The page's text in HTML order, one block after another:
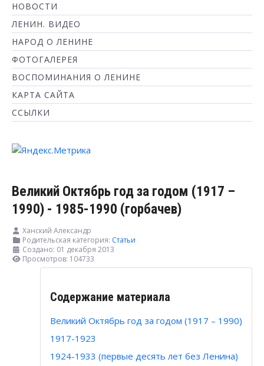
НОВОСТИ
ЛЕНИН. ВИДЕО
НАРОД О ЛЕНИНЕ
ФОТОГАЛЕРЕЯ
ВОСПОМИНАНИЯ О ЛЕНИНЕ
КАРТА САЙТА
ССЫЛКИ
Великий Октябрь год за годом (1917 –
1990) - 1985-1990 (горбачев)
Ханский Александр
Родительская категория: Статьи
Создано: 01 декабря 2013
Просмотров: 104733
Содержание материала
Великий Октябрь год за годом (1917 – 1990)
1917-1923
1924-1933 (первые десять лет без Ленина)